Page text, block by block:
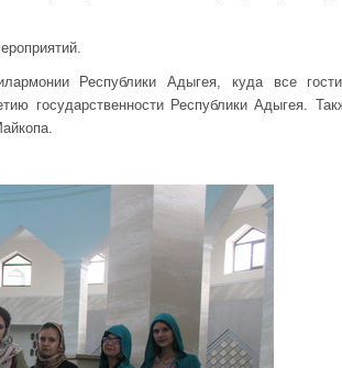
Республики Адыгея, куда все
государственности Республики Адыгея.